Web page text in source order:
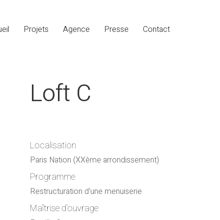
Projets Agence Presse Contact
Loft C
Localisation
Paris Nation (XXème arrondissement)
Programme
Restructuration d'une menuiserie
Maîtrise d'ouvrage